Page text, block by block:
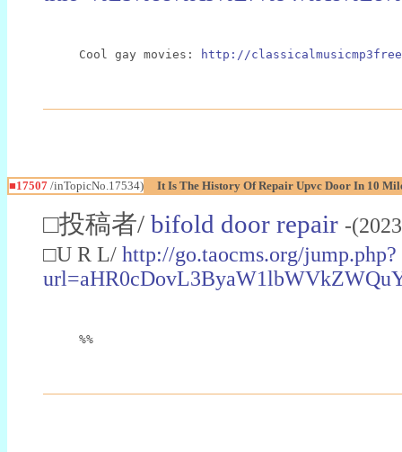
Cool gay movies: http://
■17507 /inTopicNo.17534) It Is The History Of Repair Upvc Door In 10
□投稿者/ bifold door repair -
□U R L/ http://go.taocms.org/jump.php?
%%